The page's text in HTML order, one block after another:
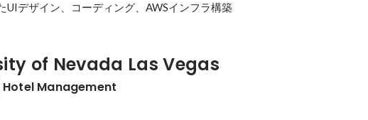
UIデザイン、コーディング、AWSインフラ構築
of Nevada Las Vegas
Management